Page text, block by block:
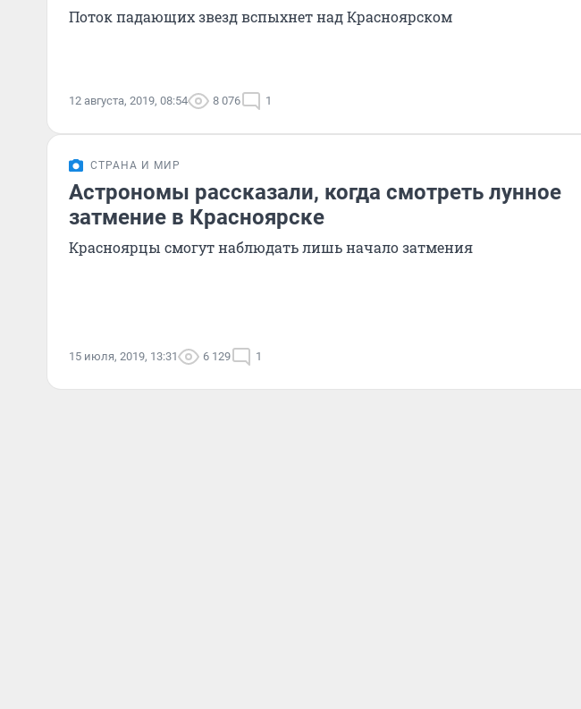
Поток падающих звезд вспыхнет над Красноярском
12 августа, 2019, 08:54 8 076 1
СТРАНА И МИР
Астрономы рассказали, когда смотреть лунное
затмение в Красноярске
Красноярцы смогут наблюдать лишь начало затмения
15 июля, 2019, 13:31 6 129 1